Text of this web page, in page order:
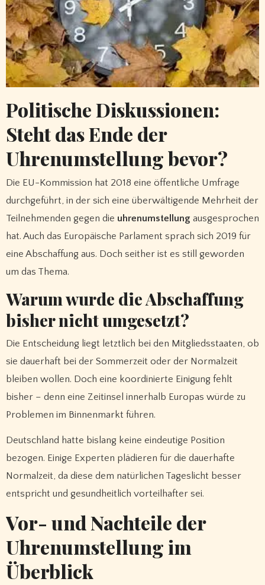
Politische Diskussionen:
Steht das Ende der
Uhrenumstellung bevor?
Die EU-Kommission hat 2018 eine öffentliche Umfrage
durchgeführt, in der sich eine überwältigende Mehrheit der
Teilnehmenden gegen die uhrenumstellung ausgesprochen
hat. Auch das Europäische Parlament sprach sich 2019 für
eine Abschaffung aus. Doch seither ist es still geworden
um das Thema.
Warum wurde die Abschaffung
bisher nicht umgesetzt?
Die Entscheidung liegt letztlich bei den Mitgliedsstaaten, ob
sie dauerhaft bei der Sommerzeit oder der Normalzeit
bleiben wollen. Doch eine koordinierte Einigung fehlt
bisher – denn eine Zeitinsel innerhalb Europas würde zu
Problemen im Binnenmarkt führen.
Deutschland hatte bislang keine eindeutige Position
bezogen. Einige Experten plädieren für die dauerhafte
Normalzeit, da diese dem natürlichen Tageslicht besser
entspricht und gesundheitlich vorteilhafter sei.
Vor- und Nachteile der
Uhrenumstellung im
Überblick